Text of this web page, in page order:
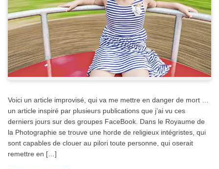
Voici un article improvisé, qui va me mettre en danger de mort …
un article inspiré par plusieurs publications que j’ai vu ces
derniers jours sur des groupes FaceBook. Dans le Royaume de
la Photographie se trouve une horde de religieux intégristes, qui
sont capables de clouer au pilori toute personne, qui oserait
remettre en […]